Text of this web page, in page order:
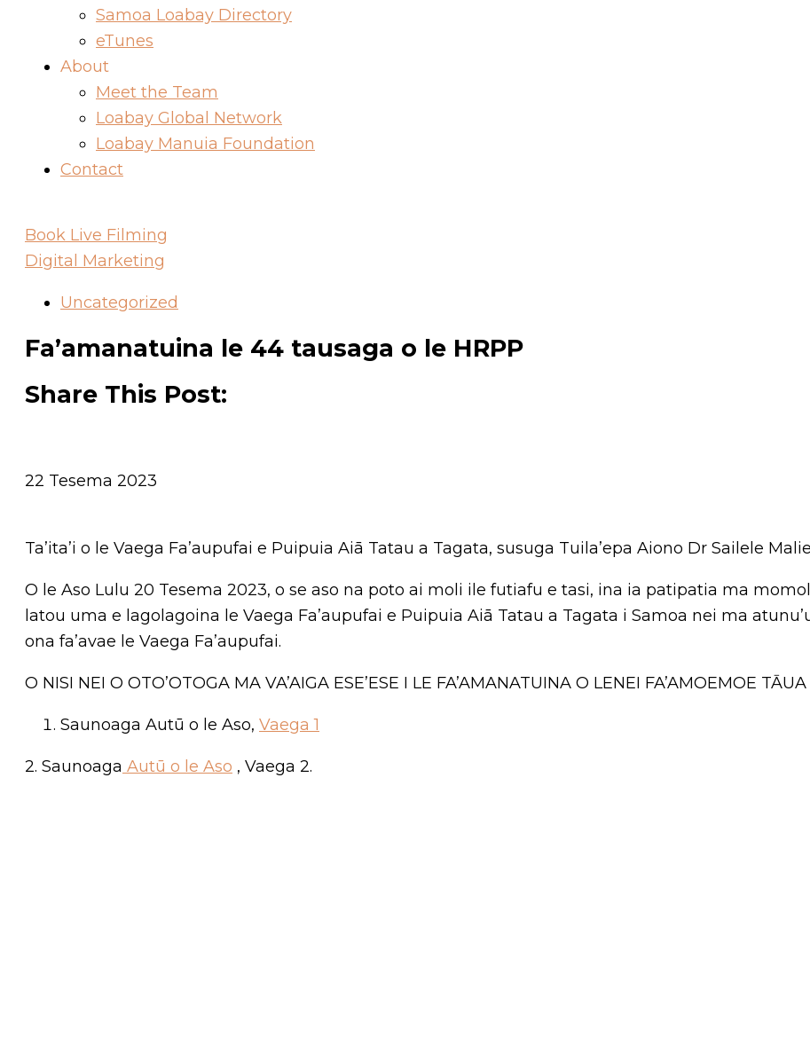
Samoa Loabay Directory
eTunes
About
Meet the Team
Loabay Global Network
Loabay Manuia Foundation
Contact
Book Live Filming
Digital Marketing
Uncategorized
Fa’amanatuina le 44 tausaga o le HRPP
Share This Post:
22 Tesema 2023
Ta’ita’i o le Vaega Fa’aupufai e Puipuia Aiā Tatau a Tagata, susuga Tuila’epa Aiono Dr Sailele
O le Aso Lulu 20 Tesema 2023, o se aso na poto ai moli ile futiafu e tasi, ina ia patipatia ma
latou uma e lagolagoina le Vaega Fa’aupufai e Puipuia Aiā Tatau a Tagata i Samoa nei ma
ona fa’avae le Vaega Fa’aupufai.
O NISI NEI O OTO’OTOGA MA VA’AIGA ESE’ESE I LE FA’AMANATUINA O LENEI FA’AMOEMOE TĀUA
Saunoaga Autū o le Aso, Vaega 1
2. Saunoaga Autū o le Aso , Vaega 2.